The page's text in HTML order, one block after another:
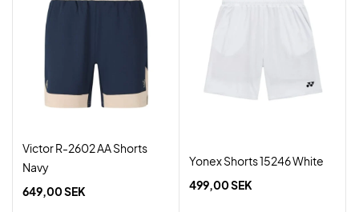
Victor R-2602 AA Shorts
Navy
649,00 SEK
Yonex Shorts 15246 White
499,00 SEK